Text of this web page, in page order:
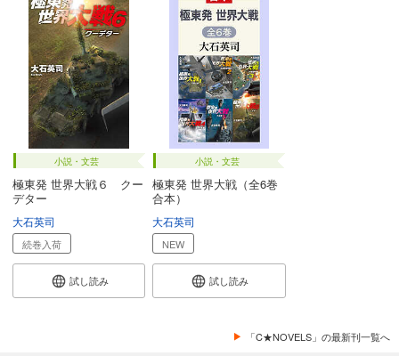
小説・文芸
極東発 世界大戦６ クー
デター
大石英司
続巻入荷
試し読み
小説・文芸
極東発 世界大戦（全6巻
合本）
大石英司
NEW
試し読み
「C★NOVELS」の最新刊一覧へ